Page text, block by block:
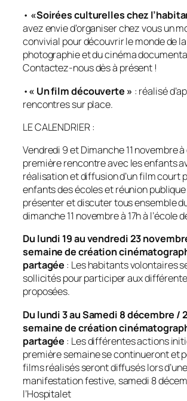
• «Soirées culturelles chez
avez envie d’organiser chez vous un
convivial pour découvrir le monde de la
photographie et du cinéma
Contactez-nous dès à présent !
•« Un film découverte » : réalisé
rencontres sur place.
LE CALENDRIER:
Vendredi 9 et Dimanche 11 novembre à
première rencontre avec les enfants
réalisation et diffusion d’un film court
enfants des écoles et réunion
présenter et discuter tous ensemble
dimanche 11 novembre à 17h à l’école
Du lundi 19 au vendredi 23
semaine de création
partagée : Les habitants volontaires
sollicités pour participer aux
proposées.
Du lundi 3 au Samedi 8 décembre /
semaine de création
partagée : Les différentes actions
première semaine se continueront et
films réalisés seront diffusés lors d’une
manifestation festive, samedi 8
l’Hospitalet